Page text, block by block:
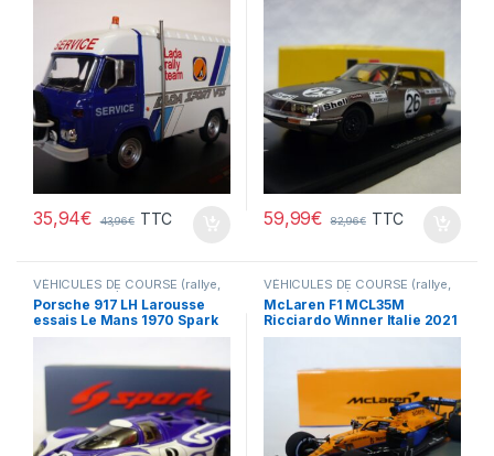
35,94€ 43,96€ TTC 59,99€ 82,96€ TTC
VÉHICULES DE COURSE (rallye,
Le Mans, F1 ...)
Porsche 917 LH Larousse
essais Le Mans 1970 Spark
VÉHICULES DE COURSE (rallye,
Le Mans, F1 ...)
McLaren F1 MCL35M
Ricciardo Winner Italie 2021
Spark 1/43°